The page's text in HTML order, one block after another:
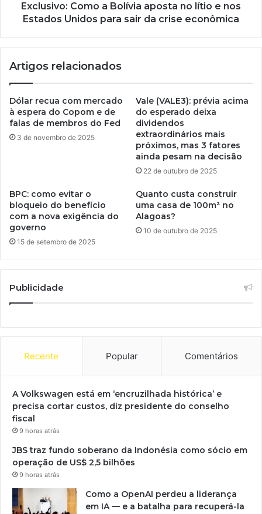
Exclusivo: Como a Bolívia aposta no lítio e nos
Estados Unidos para sair da crise econômica
Artigos relacionados
Dólar recua com mercado
à espera do Copom e de
falas de membros do Fed
3 de novembro de 2025
Vale (VALE3): prévia acima
do esperado deixa
dividendos
extraordinários mais
próximos, mas 3 fatores
ainda pesam na decisão
22 de outubro de 2025
BPC: como evitar o
bloqueio do benefício
com a nova exigência do
governo
15 de setembro de 2025
Quanto custa construir
uma casa de 100m² no
Alagoas?
10 de outubro de 2025
Publicidade
Recente Popular Comentários
A Volkswagen está em ‘encruzilhada histórica’ e
precisa cortar custos, diz presidente do conselho
fiscal
9 horas atrás
JBS traz fundo soberano da Indonésia como sócio em
operação de US$ 2,5 bilhões
9 horas atrás
Como a OpenAI perdeu a liderança
em IA — e a batalha para recuperá-la